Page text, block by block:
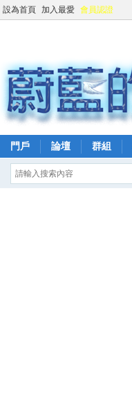
設為首頁 加入最愛 會員認證
門戶 論壇 群組